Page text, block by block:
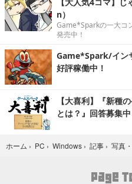
n）
Game*Sparkの一大コ
発売中！
Game*Spark/イン
好評稼働中！
【大喜利】『新種
とは？』回答募集中
ホーム › PC › Windows › 記事 › 写真